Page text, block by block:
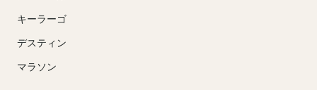
キーラーゴ
デスティン
マラソン